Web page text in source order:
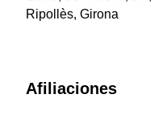
Ripollès, Girona
Afiliaciones